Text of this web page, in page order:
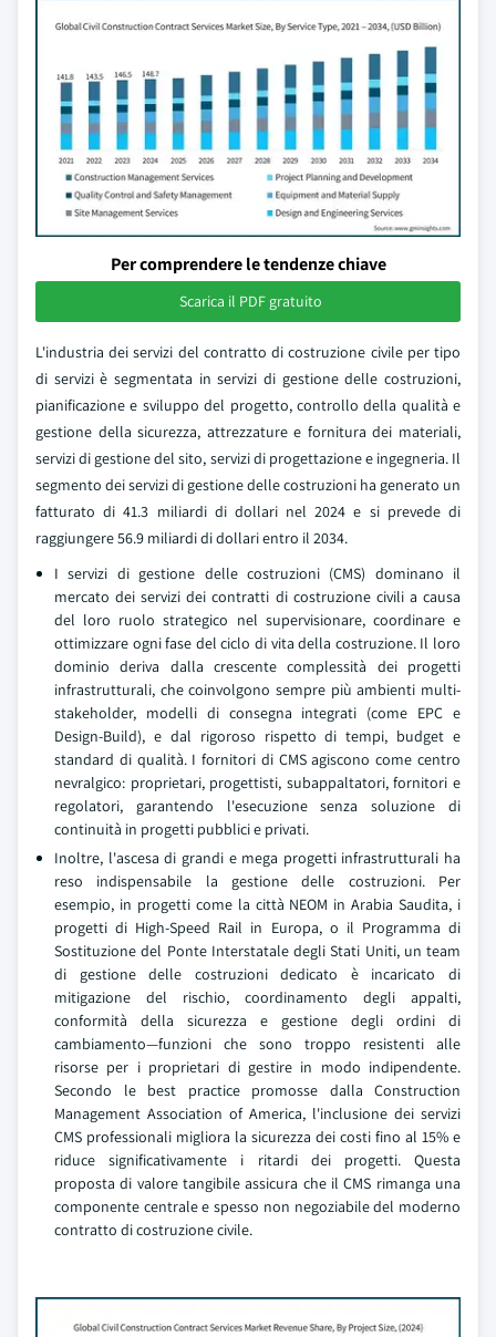
Per comprendere le tendenze chiave
Scarica il PDF gratuito
L'industria dei servizi del contratto di costruzione civile per tipo
di servizi è segmentata in servizi di gestione delle costruzioni,
pianificazione e sviluppo del progetto, controllo della qualità e
gestione della sicurezza, attrezzature e fornitura dei materiali,
servizi di gestione del sito, servizi di progettazione e ingegneria. Il
segmento dei servizi di gestione delle costruzioni ha generato un
fatturato di 41.3 miliardi di dollari nel 2024 e si prevede di
raggiungere 56.9 miliardi di dollari entro il 2034.
I servizi di gestione delle costruzioni (CMS) dominano il
mercato dei servizi dei contratti di costruzione civili a causa
del loro ruolo strategico nel supervisionare, coordinare e
ottimizzare ogni fase del ciclo di vita della costruzione. Il loro
dominio deriva dalla crescente complessità dei progetti
infrastrutturali, che coinvolgono sempre più ambienti multi-
stakeholder, modelli di consegna integrati (come EPC e
Design-Build), e dal rigoroso rispetto di tempi, budget e
standard di qualità. I fornitori di CMS agiscono come centro
nevralgico: proprietari, progettisti, subappaltatori, fornitori e
regolatori, garantendo l'esecuzione senza soluzione di
continuità in progetti pubblici e privati.
Inoltre, l'ascesa di grandi e mega progetti infrastrutturali ha
reso indispensabile la gestione delle costruzioni. Per
esempio, in progetti come la città NEOM in Arabia Saudita, i
progetti di High-Speed Rail in Europa, o il Programma di
Sostituzione del Ponte Interstatale degli Stati Uniti, un team
di gestione delle costruzioni dedicato è incaricato di
mitigazione del rischio, coordinamento degli appalti,
conformità della sicurezza e gestione degli ordini di
cambiamento—funzioni che sono troppo resistenti alle
risorse per i proprietari di gestire in modo indipendente.
Secondo le best practice promosse dalla Construction
Management Association of America, l'inclusione dei servizi
CMS professionali migliora la sicurezza dei costi fino al 15% e
riduce significativamente i ritardi dei progetti. Questa
proposta di valore tangibile assicura che il CMS rimanga una
componente centrale e spesso non negoziabile del moderno
contratto di costruzione civile.